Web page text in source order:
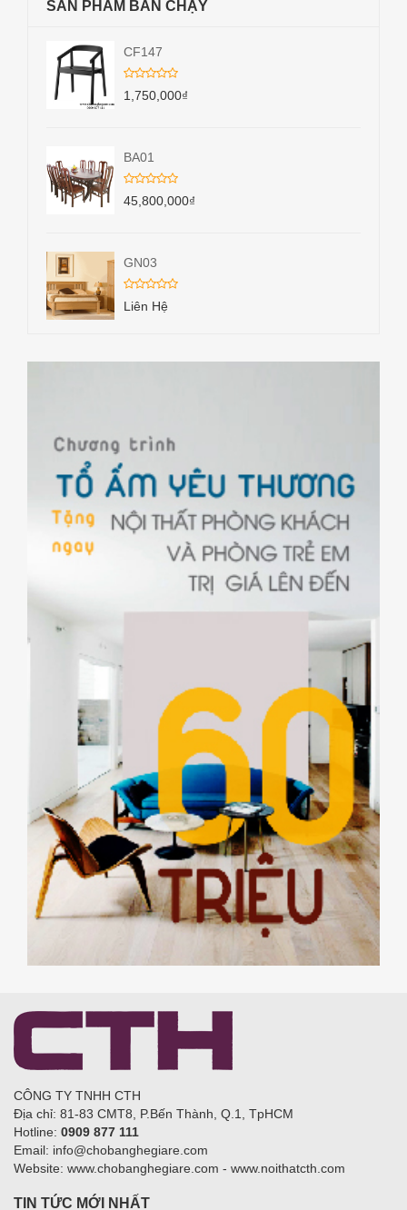
SẢN PHẨM BÁN CHẠY
CF147
1,750,000₫
BA01
45,800,000₫
GN03
Liên Hệ
CÔNG TY TNHH CTH
Địa chỉ: 81-83 CMT8, P.Bến Thành, Q.1, TpHCM
Hotline: 0909 877 111
Email: info@chobanghegiare.com
Website: www.chobanghegiare.com - www.noithatcth.com
TIN TỨC MỚI NHẤT